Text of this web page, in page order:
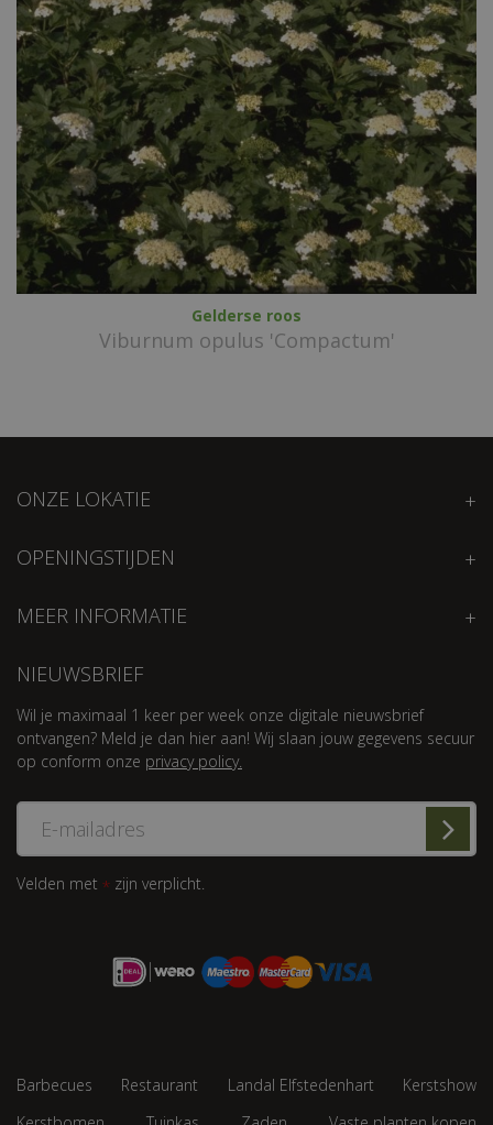
Gelderse roos
Viburnum opulus 'Compactum'
ONZE LOKATIE
OPENINGSTIJDEN
MEER INFORMATIE
NIEUWSBRIEF
Wil je maximaal 1 keer per week onze digitale nieuwsbrief
ontvangen? Meld je dan hier aan! Wij slaan jouw gegevens secuur
op conform onze privacy policy.
Velden met * zijn verplicht.
Barbecues Restaurant Landal Elfstedenhart
Kerstshow